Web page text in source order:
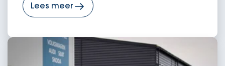
Lees meer